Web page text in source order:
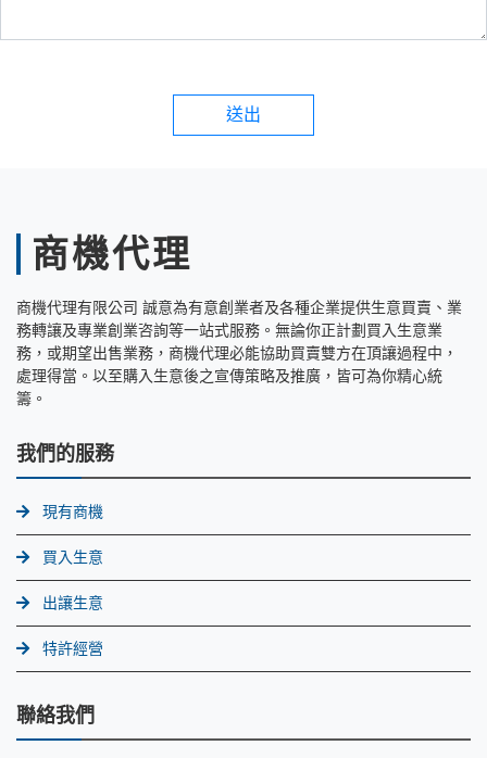
送出
商機代理
商機代理有限公司 誠意為有意創業者及各種企業提供生意買賣、業
務轉讓及專業創業咨詢等一站式服務。無論你正計劃買入生意業
務，或期望出售業務，商機代理必能協助買賣雙方在頂讓過程中，
處理得當。以至購入生意後之宣傳策略及推廣，皆可為你精心統
籌。
我們的服務
現有商機
買入生意
出讓生意
特許經營
聯絡我們